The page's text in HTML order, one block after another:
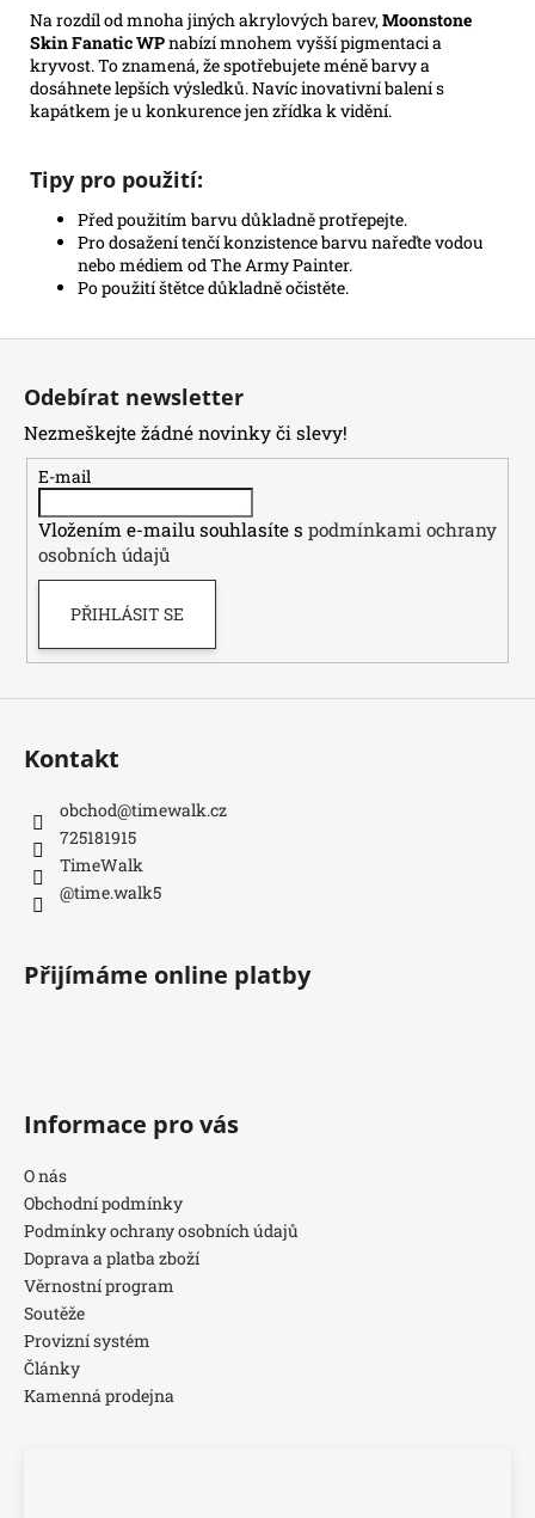
Na rozdíl od mnoha jiných akrylových barev,Moonstone
Skin Fanatic WPnabízí mnohem vyšší pigmentaci a
kryvost. To znamená, že spotřebujete méně barvy a
dosáhnete lepších výsledků. Navíc inovativní balení s
kapátkem je u konkurence jen zřídka k vidění.
Tipy pro použití:
Před použitím barvu důkladně protřepejte.
Pro dosažení tenčí konzistence barvu nařeďte vodou
nebo médiem od The Army Painter.
Po použití štětce důkladně očistěte.
Odebírat newsletter
Nezmeškejte žádné novinky či slevy!
E-mail
Vložením e-mailu souhlasíte s podmínkami ochrany
osobních údajů
PŘIHLÁSIT SE
Kontakt
obchod@timewalk.cz
725181915
TimeWalk
@time.walk5
Přijímáme online platby
Informace pro vás
O nás
Obchodní podmínky
Podmínky ochrany osobních údajů
Doprava a platba zboží
Věrnostní program
Soutěže
Provizní systém
Články
Kamenná prodejna